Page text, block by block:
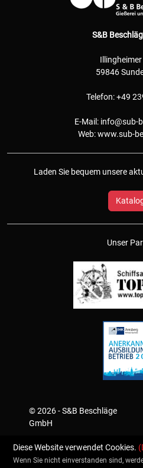
S&B
59846
Telefon: +49
E-Mail: info@sub-
Web:www.sub-
Laden Sie bequem unsere
Unser
© 2026 - S&B Beschläge
GmbH
Diese Website verwendet Cookies.
Wenn Sie nicht einverstanden sind,